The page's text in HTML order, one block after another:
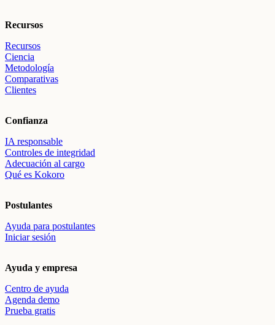
Recursos
Recursos
Ciencia
Metodología
Comparativas
Clientes
Confianza
IA responsable
Controles de integridad
Adecuación al cargo
Qué es Kokoro
Postulantes
Ayuda para postulantes
Iniciar sesión
Ayuda y empresa
Centro de ayuda
Agenda demo
Prueba gratis